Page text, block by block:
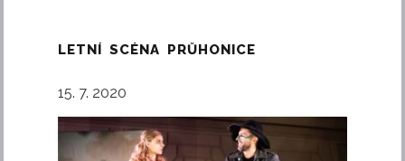
LETNÍ SCÉNA PRŮHONICE
15. 7. 2020